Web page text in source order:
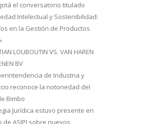
el conversatorio titulado
Intelectual y Sostenibilidad:
en la Gestión de Productos
LOUBOUTIN VS. VAN HAREN
BV
de Industria y
reconoce la notoriedad del
Bimbo
Jurídica estuvo presente en
de ASIPI sobre nuevos